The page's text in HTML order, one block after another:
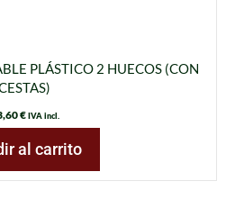
PLÁSTICO 2 HUECOS (CON
€ IVA incl.
al carrito